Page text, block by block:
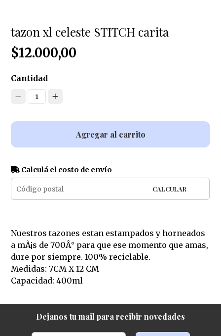
tazon xl celeste STITCH carita
$12.000,00
Cantidad
1
Agregar al carrito
Calculá el costo de envío
CALCULAR
Nuestros tazones estan estampados y horneados
a mÃ¡s de 700Â° para que ese momento que amas,
dure por siempre. 100% reciclable.
Medidas: 7CM X 12 CM
Capacidad: 400ml
Dejanos tu mail para recibir novedades